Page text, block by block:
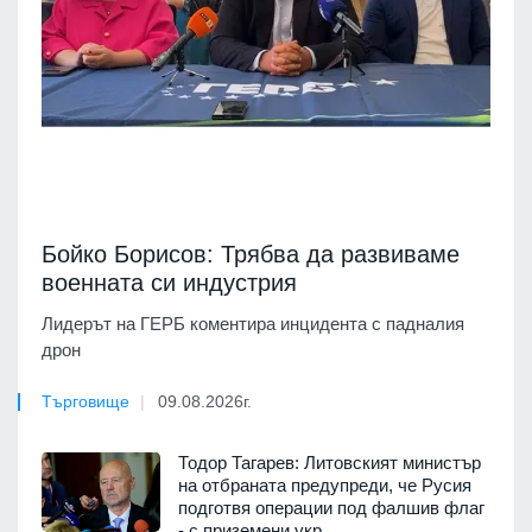
Бойко Борисов: Трябва да развиваме
военната си индустрия
Лидерът на ГЕРБ коментира инцидента с падналия
дрон
Търговище 09.08.2026г.
Тодор Тагарев: Литовският министър
на отбраната предупреди, че Русия
подготвя операции под фалшив флаг